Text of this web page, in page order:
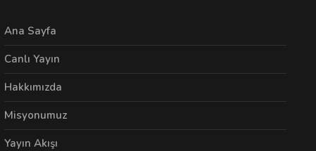
Ana Sayfa
Canlı Yayın
Hakkımızda
Misyonumuz
Yayın Akışı